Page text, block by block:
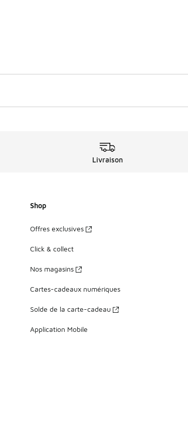
Livraison
Shop
Offres exclusives
Click & collect
Nos magasins
Cartes-cadeaux numériques
Solde de la carte-cadeau
Application Mobile